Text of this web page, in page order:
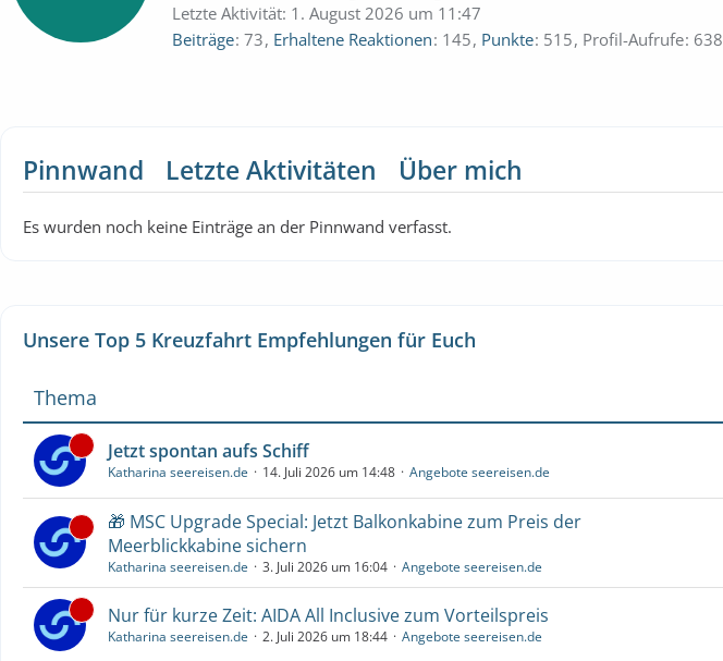
Letzte Aktivität: 1. August 2026 um 11:47
Beiträge 73 Erhaltene Reaktionen 145 Punkte 515 Profil-Aufrufe 638
Pinnwand Letzte Aktivitäten Über mich
Es wurden noch keine Einträge an der Pinnwand verfasst.
Unsere Top 5 Kreuzfahrt Empfehlungen für Euch
Thema
Jetzt spontan aufs Schiff
Katharina seereisen.de 14. Juli 2026 um 14:48 Angebote seereisen.de
🎁 MSC Upgrade Special: Jetzt Balkonkabine zum Preis der
Meerblickkabine sichern
Katharina seereisen.de 3. Juli 2026 um 16:04 Angebote seereisen.de
Nur für kurze Zeit: AIDA All Inclusive zum Vorteilspreis
Katharina seereisen.de 2. Juli 2026 um 18:44 Angebote seereisen.de